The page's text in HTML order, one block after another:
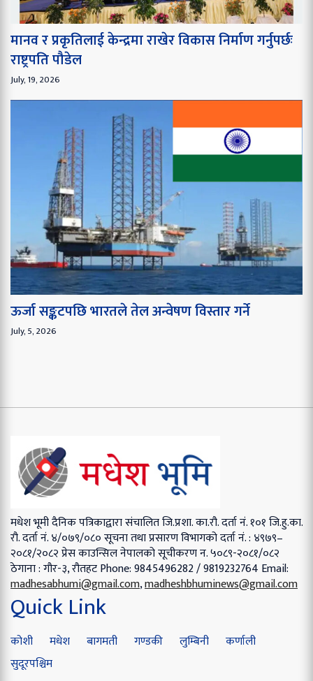
मानव र प्रकृतिलाई केन्द्रमा राखेर विकास निर्माण गर्नुपर्छः
राष्ट्रपति पौडेल
July, 19, 2026
ऊर्जा सङ्कटपछि भारतले तेल अन्वेषण विस्तार गर्ने
July, 5, 2026
मधेश भूमी दैनिक पत्रिकाद्वारा संचालितजि.प्रशा. का.रौ. दर्ता नं. १०१जि.हु.का.
रौ. दर्ता नं. ४/०७९/०८०सूचना तथा प्रसारण विभागको दर्ता नं. : ४९७९–
२०८१/२०८२प्रेस काउन्सिल नेपालको सूचीकरण न. ५०८९-२०८१/०८२
ठेगाना : गौर-३, रौतहटPhone: 9845496282 / 9819232764 Email:
madhesabhumi@gmail.com,madheshbhuminews@gmail.com
Quick Link
कोशी मधेश बागमती गण्डकी लुम्बिनी
कर्णाली
सुदूरपश्चिम